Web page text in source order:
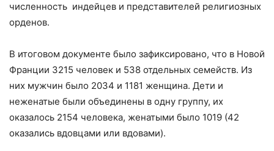
численность индейцев и представителей религиозных
орденов.
В итоговом документе было зафиксировано, что в Новой
Франции 3215 человек и 538 отдельных семейств. Из
них мужчин было 2034 и 1181 женщина. Дети и
неженатые были объединены в одну группу, их
оказалось 2154 человека, женатыми было 1019 (42
оказались вдовцами или вдовами).